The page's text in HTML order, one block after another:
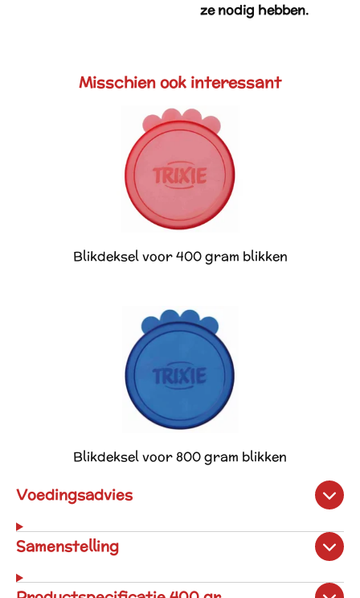
ze nodig hebben.
Misschien ook interessant
Blikdeksel voor 400 gram blikken
Blikdeksel voor 800 gram blikken
Voedingsadvies
Samenstelling